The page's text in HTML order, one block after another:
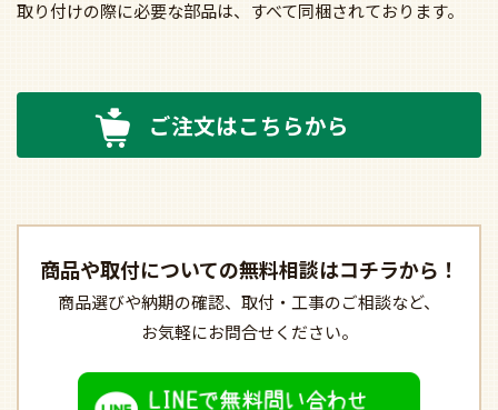
取り付けの際に必要な部品は、すべて同梱されております。
ご注文はこちらから
商品や取付についての無料相談はコチラから！
商品選びや納期の確認、 取付・工事のご相談など、
お気軽にお問合せください。